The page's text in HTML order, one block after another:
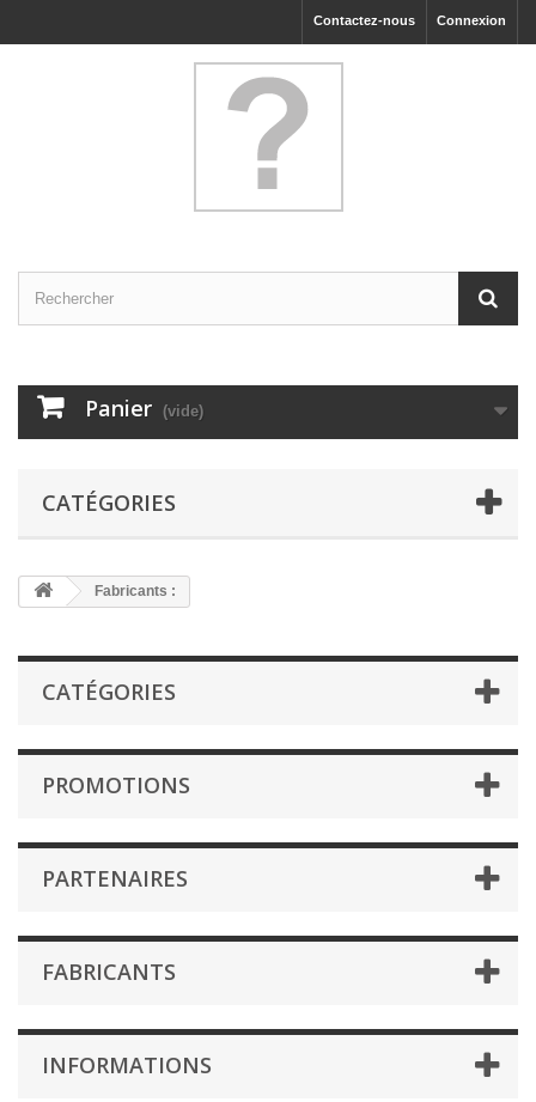
Connexion
Contactez-nous
Panier (vide)
CATÉGORIES
Fabricants :
CATÉGORIES
PROMOTIONS
PARTENAIRES
FABRICANTS
INFORMATIONS